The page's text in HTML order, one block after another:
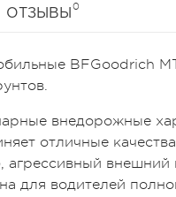
ОТЗЫВЫ
0
BFGoodrich
внедорожные
отличные
агрессивный
для водителей